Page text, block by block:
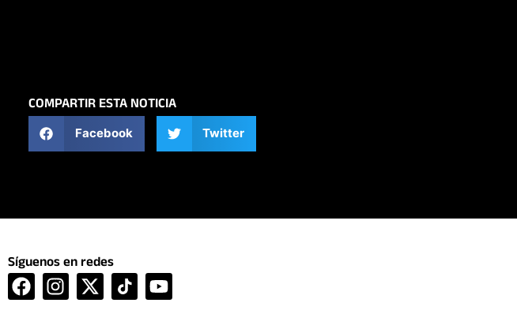
COMPARTIR ESTA NOTICIA
Facebook Twitter
Síguenos en redes
F
a
I
n
X
-
Y
o